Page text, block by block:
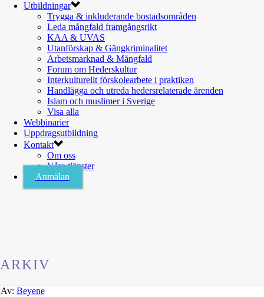
Utbildningar
Trygga & inkluderande bostadsområden
Leda mångfald framgångsrikt
KAA & UVAS
Utanförskap & Gängkriminalitet
Arbetsmarknad & Mångfald
Forum om Hederskultur
Interkulturellt förskolearbete i praktiken
Handlägga och utreda hedersrelaterade ärenden
Islam och muslimer i Sverige
Visa alla
Webbinarier
Uppdragsutbildning
Kontakt
Om oss
Våra tjänster
Anmälan
ARKIV
Av: Beyene